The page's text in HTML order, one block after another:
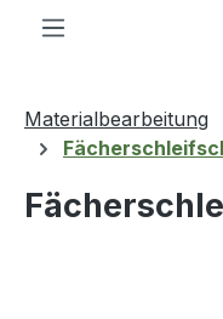
Materialbearbeitung